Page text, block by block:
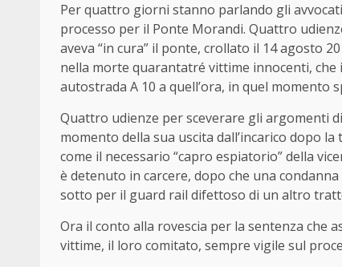
Per quattro giorni stanno parlando gli
processo per il Ponte Morandi. Quattro
aveva “in cura” il ponte, crollato il 14 agosto
nella morte quarantatré vittime innocenti, che
autostrada A 10 a quell’ora, in quel momento
Quattro udienze per sceverare gli argomenti
momento della sua uscita dall’incarico dopo
come il necessario “capro espiatorio” della
è detenuto in carcere, dopo che una
sotto per il guard rail difettoso di un altro
Ora il conto alla rovescia per la sentenza
vittime, il loro comitato, sempre vigile sul